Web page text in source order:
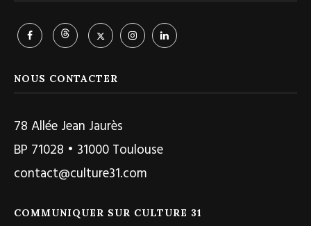
NOUS CONTACTER
78 Allée Jean Jaurès
BP 71028 • 31000 Toulouse
contact@culture31.com
COMMUNIQUER SUR CULTURE 31